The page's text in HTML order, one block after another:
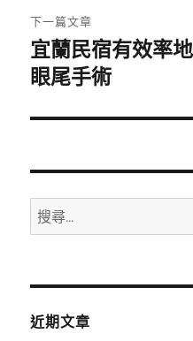
章:
下一篇文章
下
一
文
宜蘭民宿有效率
眼尾手術
搜
尋
鍵
近期文章